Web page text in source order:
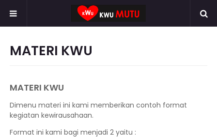
MATERI KWU
MATERI KWU
Dimenu materi ini kami memberikan contoh format
kegiatan kewirausahaan.
Format ini kami bagi menjadi 2 yaitu :